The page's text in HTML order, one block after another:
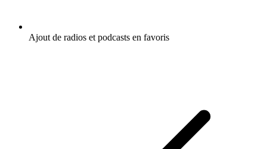
Ajout de radios et podcasts en favoris